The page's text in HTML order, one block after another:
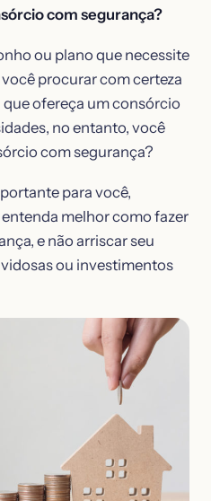
com segurança?
ou plano que necessite
você procurar com certeza
ofereça um consórcio
no entanto, você
com segurança?
para você,
melhor como fazer
e não arriscar seu
ou investimentos